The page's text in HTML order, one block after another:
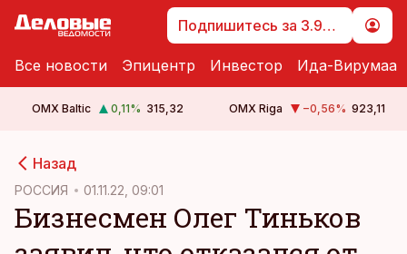
Подпишитесь за 3.99 €
Все новости Эпицентр Инвестор Ида-Вирумаа
OMX Baltic 0,11% 315,32 OMX Riga −0,56% 923,11
Назад
РОССИЯ 01.11.22, 09:01
Бизнесмен Олег Тиньков